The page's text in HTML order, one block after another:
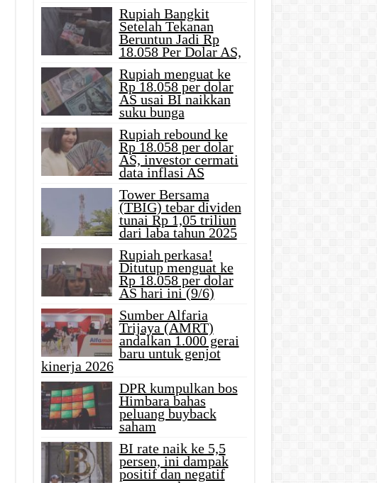
Rupiah Bangkit
Setelah Tekanan
Beruntun Jadi Rp
18.058 Per Dolar AS,
Rupiah menguat ke
Rp 18.058 per dolar
AS usai BI naikkan
suku bunga
Rupiah rebound ke
Rp 18.058 per dolar
AS, investor cermati
data inflasi AS
Tower Bersama
(TBIG) tebar dividen
tunai Rp 1,05 triliun
dari laba tahun 2025
Rupiah perkasa!
Ditutup menguat ke
Rp 18.058 per dolar
AS hari ini (9/6)
Sumber Alfaria
Trijaya (AMRT)
andalkan 1.000 gerai
baru untuk genjot
kinerja 2026
DPR kumpulkan bos
Himbara bahas
peluang buyback
saham
BI rate naik ke 5,5
persen, ini dampak
positif dan negatif